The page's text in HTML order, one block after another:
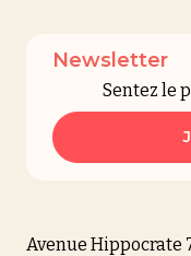
Newsletter
Sentez le
Avenue Hippocrate